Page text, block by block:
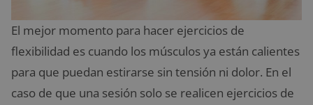
El mejor momento para hacer ejercicios de
flexibilidad es cuando los músculos ya están calientes
para que puedan estirarse sin tensión ni dolor. En el
caso de que una sesión solo se realicen ejercicios de